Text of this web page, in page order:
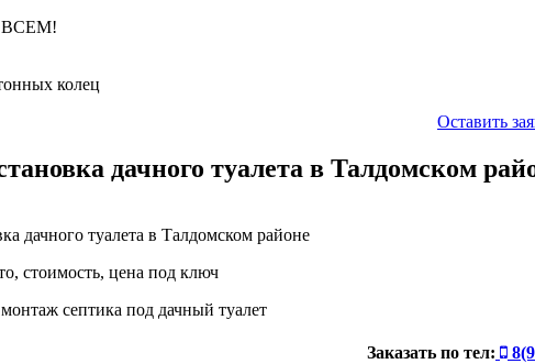
ВСЕМ!
колец
Оставить
дачного туалета в Талдомском
дачного туалета в Талдомском районе
стоимость, цена под ключ
Заказать по тел: